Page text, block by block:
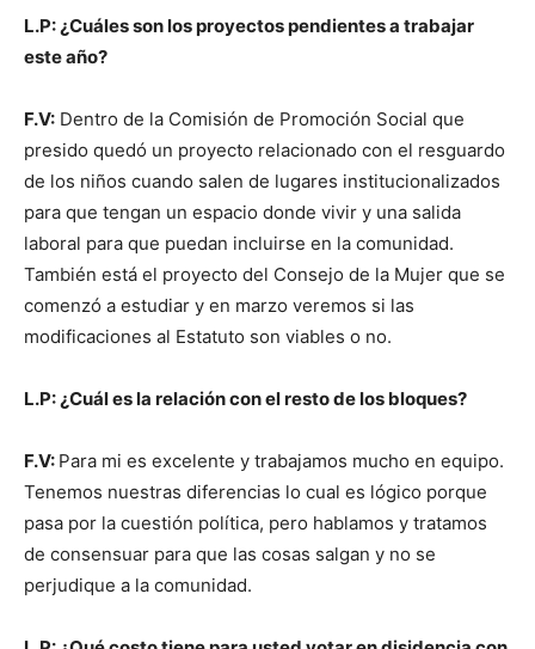
L.P: ¿Cuáles son los proyectos pendientes a trabajar
este año?
F.V: Dentro de la Comisión de Promoción Social que
presido quedó un proyecto relacionado con el resguardo
de los niños cuando salen de lugares institucionalizados
para que tengan un espacio donde vivir y una salida
laboral para que puedan incluirse en la comunidad.
También está el proyecto del Consejo de la Mujer que se
comenzó a estudiar y en marzo veremos si las
modificaciones al Estatuto son viables o no.
L.P: ¿Cuál es la relación con el resto de los bloques?
F.V: Para mi es excelente y trabajamos mucho en equipo.
Tenemos nuestras diferencias lo cual es lógico porque
pasa por la cuestión política, pero hablamos y tratamos
de consensuar para que las cosas salgan y no se
perjudique a la comunidad.